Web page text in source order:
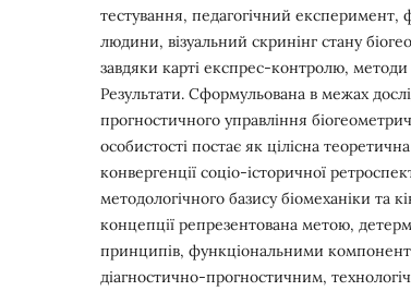
тестування, педагогічний експеримент,
людини, візуальний скринінг стану
завдяки карті експрес-контролю,
Результати. Сформульована в межах
прогностичного управління
особистості постає як цілісна
конвергенції соціо-історичної
методологічного базису біомеханіки та
концепції репрезентована метою,
принципів, функціональними
діагностично-прогностичним,